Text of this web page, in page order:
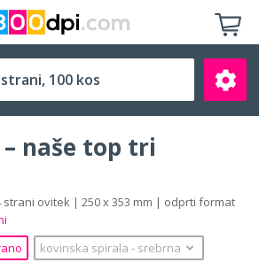
Išči
naše top tri
ovitek | 250 x 353 mm | odprti format
kovinska spirala ‐ srebrna